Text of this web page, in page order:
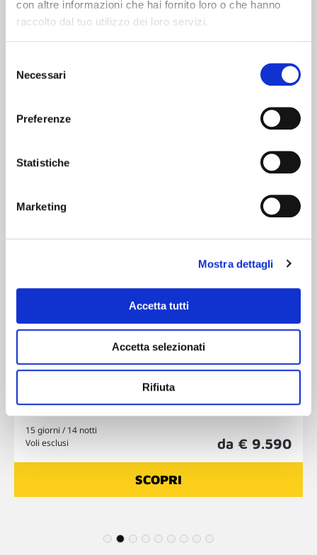
con altre informazioni che hai fornito loro o che hanno
raccolto dal tuo utilizzo dei loro servizi.
delNecessari
Preferenze
Statistiche
Marketing
Mostra dettagli
Accetta tutti
Accetta selezionati
Rifiuta
e Islanda - Crociera esplorativa
Groenlandia,Islanda
Navigazione esplorativa tra Islanda, Groenlandia e isole Svalbard
per un'immersione totale nella natura dell'Artico
15 giorni / 14 notti
Voli esclusi
da € 9.590
SCOPRI
4 5 6 7 8 9